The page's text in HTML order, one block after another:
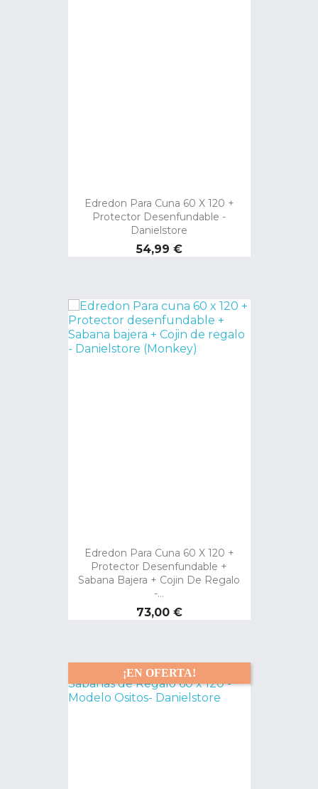
Edredon Para Cuna 60 X 120 +
Protector Desenfundable -
Danielstore
Precio
54,99 €
Edredon Para Cuna 60 X 120 +
Protector Desenfundable +
Sabana Bajera + Cojin De Regalo
-...
Precio
73,00 €
¡EN OFERTA!